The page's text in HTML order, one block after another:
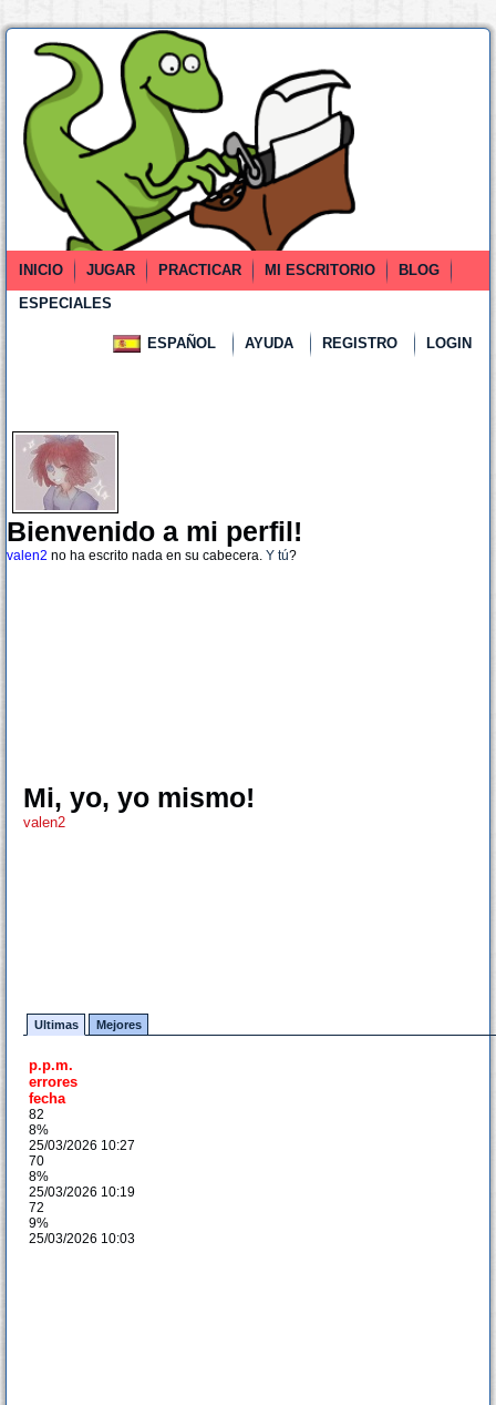
INICIO JUGAR PRACTICAR MI ESCRITORIO
BLOG
ESPECIALES
ESPAÑOL AYUDA REGISTRO LOGIN
Bienvenido a mi perfil!
valen2 no ha escrito nada en su cabecera. Y tú?
Mi, yo, yo mismo!
valen2
Ultimas Mejores
p.p.m.
errores
fecha
82
8%
25/03/2026 10:27
70
8%
25/03/2026 10:19
72
9%
25/03/2026 10:03